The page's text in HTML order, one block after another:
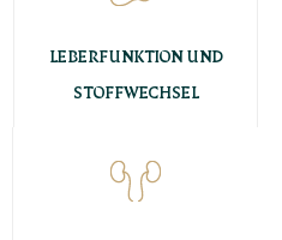
LEBERFUNKTION UND
STOFFWECHSEL